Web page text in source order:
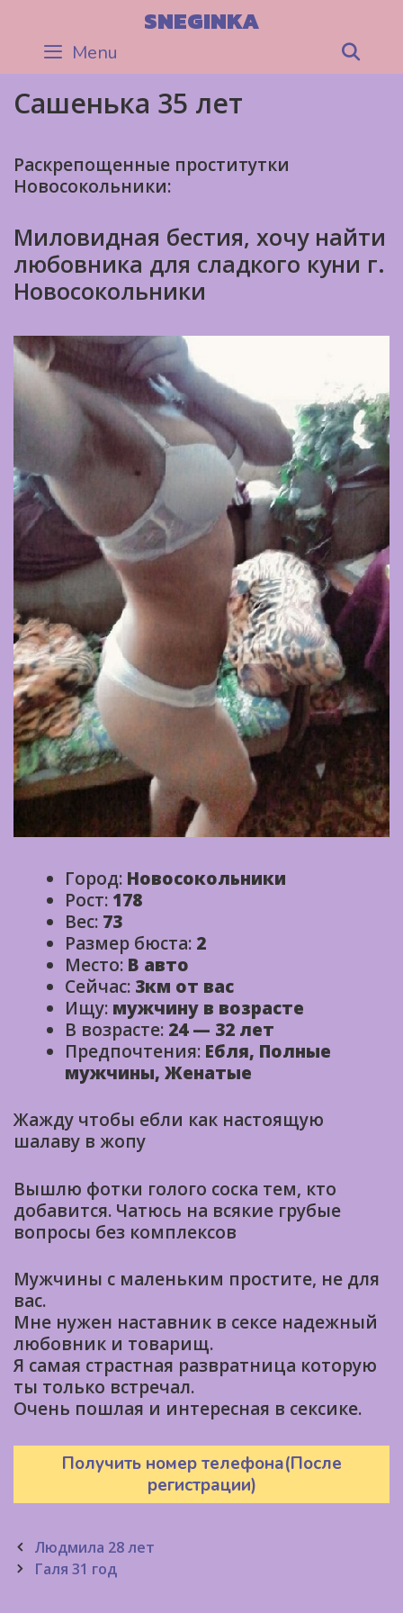
content
SNEGINKA
Menu
Сашенька 35 лет
Раскрепощенные проститутки
Новосокольники:
Миловидная бестия, хочу найти
любовника для сладкого куни г.
Новосокольники
Город: Новосокольники
Рост: 178
Вес: 73
Размер бюста: 2
Место: В авто
Сейчас: 3км от вас
Ищу: мужчину в возрасте
В возрасте: 24 — 32 лет
Предпочтения: Ебля, Полные
мужчины, Женатые
Жажду чтобы ебли как настоящую
шалаву в жопу
Вышлю фотки голого соска тем, кто
добавится. Чатюсь на всякие грубые
вопросы без комплексов
Мужчины с маленьким простите, не для
вас.
Мне нужен наставник в сексе надежный
любовник и товарищ.
Я самая страстная развратница которую
ты только встречал.
Очень пошлая и интересная в сексике.
Получить номер телефона(После
регистрации)
Post
navigation
Людмила 28 лет
Галя 31 год